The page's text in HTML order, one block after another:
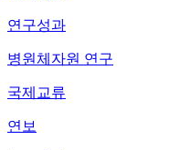
연구성과
병원체자원 연구
국제교류
연보